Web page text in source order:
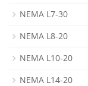
NEMA L7-30
NEMA L8-20
NEMA L10-20
NEMA L14-20